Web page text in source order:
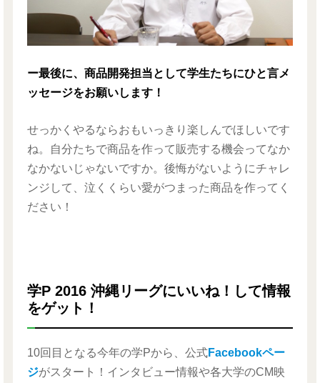
ー最後に、商品開発担当として学生たちにひと言メ
ッセージをお願いします！
せっかくやるならおもいっきり楽しんでほしいです
ね。自分たちで商品を作って販売する機会ってなか
なかないじゃないですか。後悔がないようにチャレ
ンジして、泣くくらい愛がつまった商品を作ってく
ださい！
学P 2016 沖縄リーグにいいね！して情報
をゲット！
10回目となる今年の学Pから、公式Facebookペー
ジがスタート！インタビュー情報や各大学のCM映